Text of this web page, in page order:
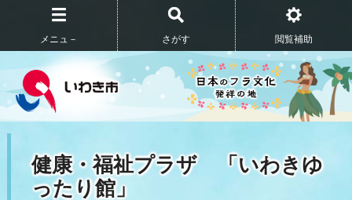
メニュ－ さがす 閲覧補助
健康・福祉プラザ 「いわきゆ
ったり館」